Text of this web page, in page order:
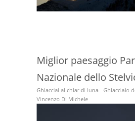
Miglior paesaggio
Nazionale dello
Ghiacciai al chiar di luna - Ghiacciaio
Vincenzo Di Michele